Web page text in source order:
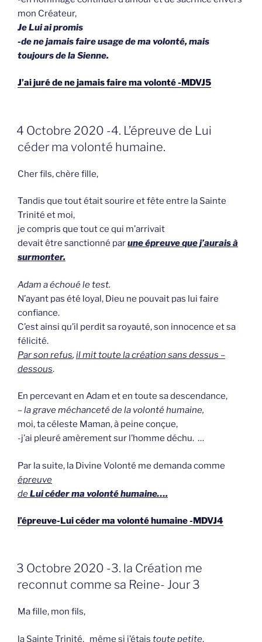
mon Créateur,
Je Lui ai promis
-de ne jamais faire usage de ma volonté, mais
toujours de la Sienne.
J’ai juré de ne jamais faire ma volonté -MDVJ5
GEPLAATST
OP
4 Octobre 2020 -4. L’épreuve de Lui
céder ma volonté humaine.
Cher fils, chère fille,
Tandis que tout était sourire et fête entre la Sainte
Trinité et moi,
je compris que tout ce qui m’arrivait
devait être sanctionné parune épreuve que j’aurais à
surmonter.
Adam a échoué le test.
N’ayant pas été loyal, Dieu ne pouvait pas lui faire
confiance.
C’est ainsi qu’il perdit sa royauté, son innocence et sa
félicité.
Par son refus, il mit toute la création sans dessus –
dessous.
En percevant en Adam et en toute sa descendance,
–la grave méchanceté de la volonté humaine,
moi, ta céleste Maman, à peine conçue,
-j’ai pleuré amèrement sur l’homme déchu. …
Par la suite, la Divine Volonté me demanda comme
épreuve
deLui céder ma volonté humaine….
l’épreuve-Lui céder ma volonté humaine -MDVJ4
GEPLAATST
OP
3 Octobre 2020 -3. la Création me
reconnut comme sa Reine- Jour 3
Ma fille, mon fils,
la Sainte Trinité, même si j’étais toute petite,